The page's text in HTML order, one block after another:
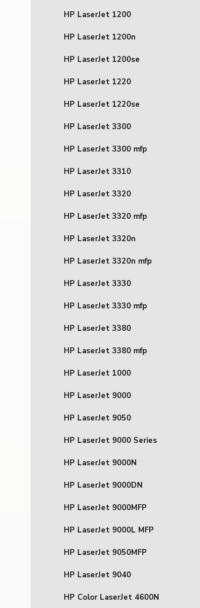
HP LaserJet 1200
HP LaserJet 1200n
HP LaserJet 1200se
HP LaserJet 1220
HP LaserJet 1220se
HP LaserJet 3300
HP LaserJet 3300 mfp
HP LaserJet 3310
HP LaserJet 3320
HP LaserJet 3320 mfp
HP LaserJet 3320n
HP LaserJet 3320n mfp
HP LaserJet 3330
HP LaserJet 3330 mfp
HP LaserJet 3380
HP LaserJet 3380 mfp
HP LaserJet 1000
HP LaserJet 9000
HP LaserJet 9050
HP LaserJet 9000 Series
HP LaserJet 9000N
HP LaserJet 9000DN
HP LaserJet 9000MFP
HP LaserJet 9000L MFP
HP LaserJet 9050MFP
HP LaserJet 9040
HP Color LaserJet 4600N